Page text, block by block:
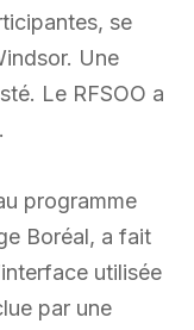
se
Une
Le RFSOO a
programme
Boréal, a fait
utilisée
par une